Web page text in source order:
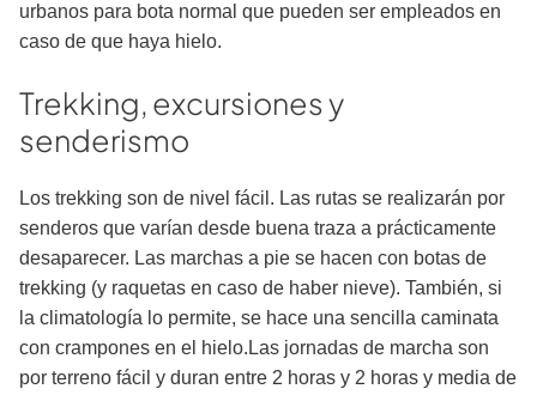
urbanos para bota normal que pueden ser empleados en
caso de que haya hielo.
Trekking, excursiones y
senderismo
Los trekking son de nivel fácil. Las ru­tas se realizarán por
senderos que varían des­de buena traza a prácticamente
desaparecer. Las marchas a pie se hacen con botas de
trekking (y raquetas en caso de haber nieve). También, si
la climatología lo permite, se hace una sencilla caminata
con crampo­nes en el hielo.Las jornadas de marcha son
por terreno fácil y duran entre 2 horas y 2 horas y media de